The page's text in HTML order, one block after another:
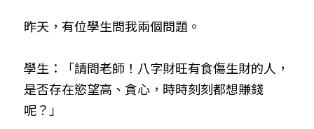
五行計算初階班
五行計算高階班
輕鬆學會科學八字推理
上課預約
FB粉絲頁
搜索
繁體中文
0938617837
昨天，有位學生問我兩個問題。
學生：「請問老師！八字財旺有食傷生財的人，
是否存在慾望高、貪心，時時刻刻都想賺錢
呢？」